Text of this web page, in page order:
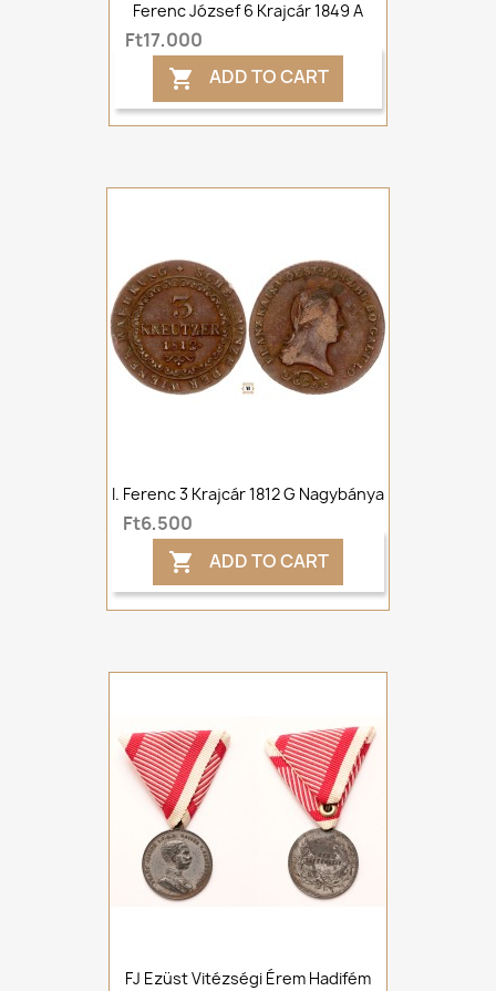
Ferenc József 6 Krajcár 1849 A
Ft17,000
 ADD TO CART
I. Ferenc 3 Krajcár 1812 G Nagybánya
Ft6,500
 ADD TO CART
FJ Ezüst Vitézségi Érem Hadifém